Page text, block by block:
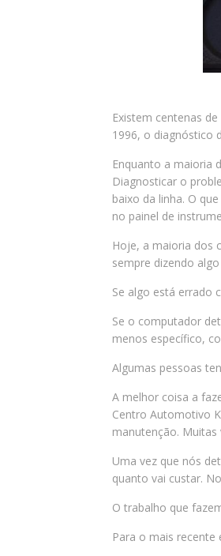
Existem centenas
1996, o diagnóstico
Enquanto a maioria
Diagnosticar o
baixo da linha. O
no painel de
Hoje, a maioria dos
sempre dizendo
Se algo está errado
Se o computador
menos específico,
Algumas pessoas
A melhor coisa a
Centro Automotivo
manutenção.
Uma vez que nós
quanto vai custar.
O trabalho que
Para o mais